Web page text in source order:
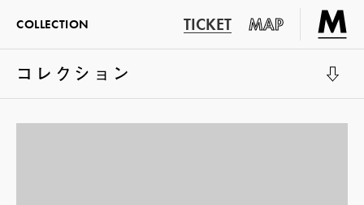
COLLECTION TICKET MAP
コレクション
展示室1